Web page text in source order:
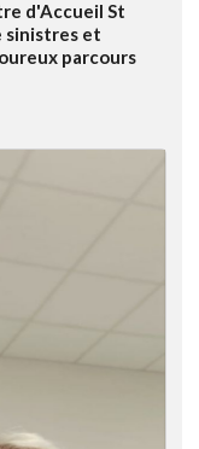
d'Accueil St
sinistres et
parcours